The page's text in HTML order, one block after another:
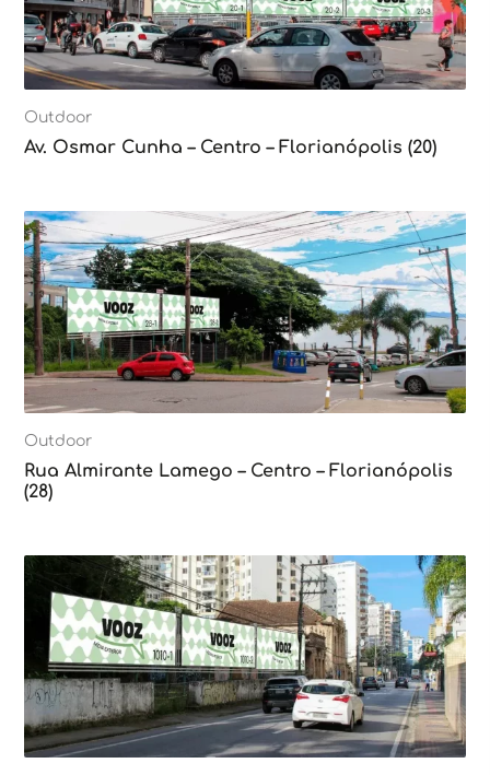
Outdoor
Av. Osmar Cunha – Centro – Florianópolis (20)
Outdoor
Rua Almirante Lamego – Centro – Florianópolis
(28)